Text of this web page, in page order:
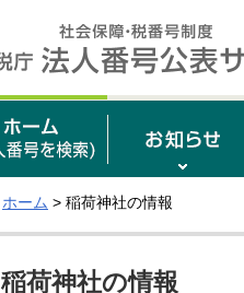
ホーム > 稲荷神社の情報
稲荷神社の情報